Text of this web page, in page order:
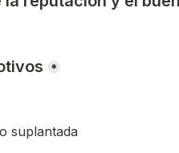
*
suplantada